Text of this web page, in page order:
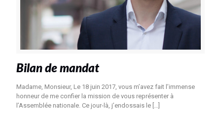
Bilan de mandat
Madame, Monsieur, Le 18 juin 2017, vous m’avez fait l’immense
honneur de me confier la mission de vous représenter à
l’Assemblée nationale. Ce jour-là, j’endossais le […]